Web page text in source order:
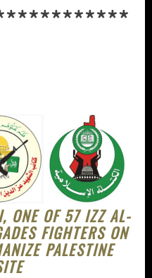
ONE OF 57 IZZ AL-
FIGHTERS ON
PALESTINE